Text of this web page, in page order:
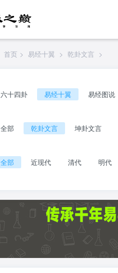
首页 > 易经十翼 > 乾卦文言 >
六十四卦 易经十翼 易经图说
全部 乾卦文言 坤卦文言
全部 近现代 清代 明代